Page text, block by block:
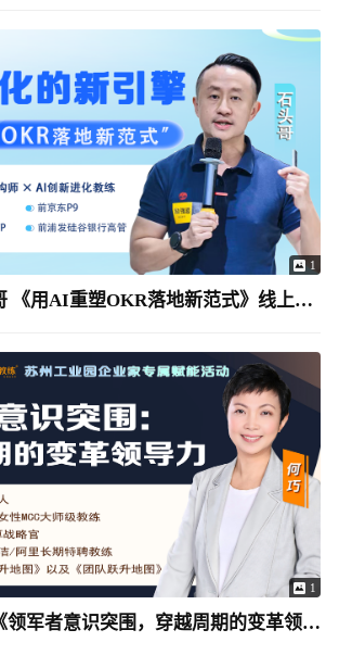
1
11月25日 石头哥 《用AI重塑OKR落地新范式》线上沙龙
1
11月15日 何巧《领军者意识突围，穿越周期的变革领导力》